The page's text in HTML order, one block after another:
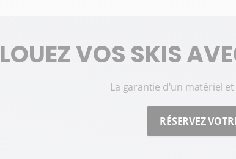
LOUEZ VOS SKIS
La garantie d'un matériel
RÉSERVEZ